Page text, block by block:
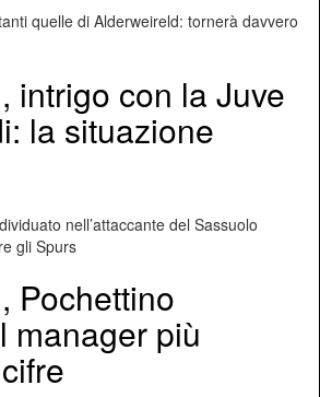
quelle di Alderweireld: tornerà davvero
intrigo con la Juve
la situazione
nell’attaccante del Sassuolo
gli Spurs
Pochettino
manager più